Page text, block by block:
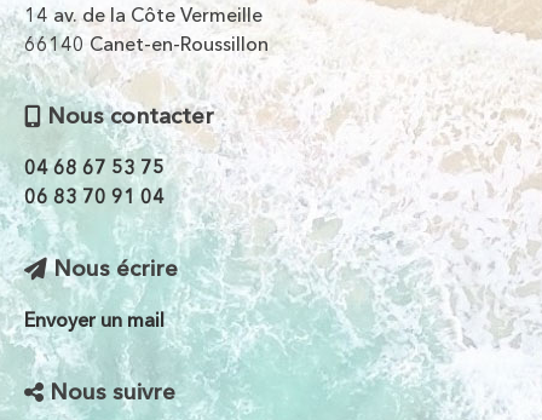
14 av. de la Côte Vermeille
66140 Canet-en-Roussillon
Nous contacter
04 68 67 53 75
06 83 70 91 04
Nous écrire
Envoyer un mail
Nous suivre